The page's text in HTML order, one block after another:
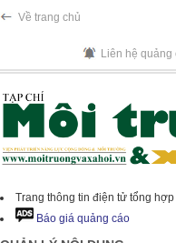
Về trang chủ
Liên hệ quảng
Trang thông tin điện tử tổng hợp
Báo giá quảng cáo